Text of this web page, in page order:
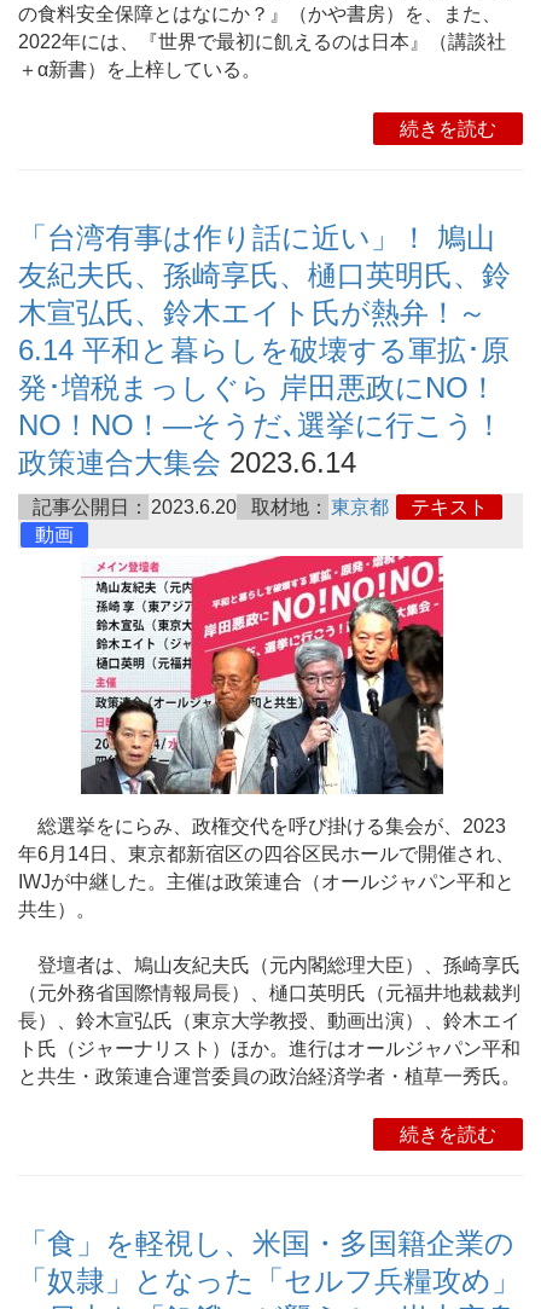
の食料安全保障とはなにか？』（かや書房）を、また、
2022年には、『世界で最初に飢えるのは日本』（講談社
＋α新書）を上梓している。
続きを読む
「台湾有事は作り話に近い」！ 鳩山
友紀夫氏、孫崎享氏、樋口英明氏、鈴
木宣弘氏、鈴木エイト氏が熱弁！～
6.14 平和と暮らしを破壊する軍拡･原
発･増税まっしぐら 岸田悪政にNO！
NO！NO！―そうだ､選挙に行こう！
政策連合大集会 2023.6.14
記事公開日： 2023.6.20 取材地： 東京都
テキスト
動画
総選挙をにらみ、政権交代を呼び掛ける集会が、2023
年6月14日、東京都新宿区の四谷区民ホールで開催され、
IWJが中継した。主催は政策連合（オールジャパン平和と
共生）。
登壇者は、鳩山友紀夫氏（元内閣総理大臣）、孫崎享氏
（元外務省国際情報局長）、樋口英明氏（元福井地裁裁判
長）、鈴木宣弘氏（東京大学教授、動画出演）、鈴木エイ
ト氏（ジャーナリスト）ほか。進行はオールジャパン平和
と共生・政策連合運営委員の政治経済学者・植草一秀氏。
続きを読む
「食」を軽視し、米国・多国籍企業の
「奴隷」となった「セルフ兵糧攻め」